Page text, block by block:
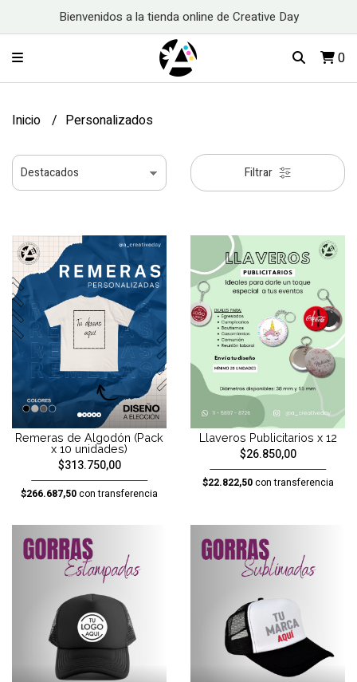
Bienvenidos a la tienda online de Creative Day
0
Inicio Personalizados
Filtrar
Remeras de Algodón (Pack
x 10 unidades)
$313.750,00
$266.687,50con transferencia
Llaveros Publicitarios x 12
$26.850,00
$22.822,50con transferencia